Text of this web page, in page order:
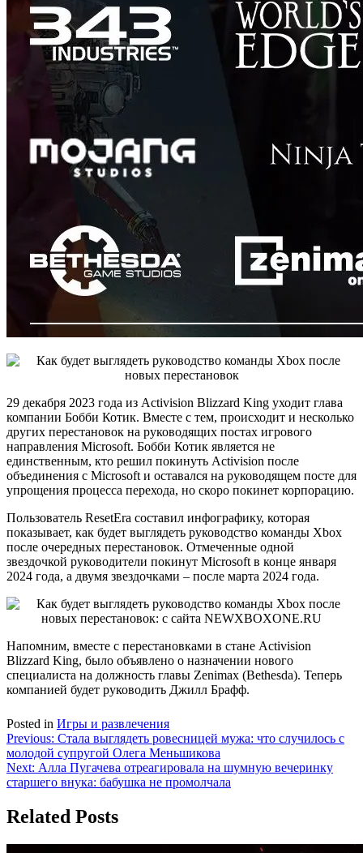
29 декабря 2023 года из Activision Blizzard King уходит глава
компании Бобби Котик. Вместе с тем, происходит и несколько
других перестановок на руководящих постах игрового
направления Microsoft. Бобби Котик является не
единственным, кто решил покинуть Activision после
объединения с Microsoft и оставался на руководящем посте для
упрощения процесса перехода, но скоро покинет корпорацию.
Пользователь ResetEra составил инфографику, которая
показывает, как будет выглядеть руководство команды Xbox
после очередных перестановок. Отмеченные одной
звездочкой руководители покинут Microsoft в конце января
2024 года, а двумя звездочками – после марта 2024 года.
Напомним, вместе с перестановками в стане Activision
Blizzard King, было объявлено о назначении нового
специалиста на должность главы Zenimax (Bethesda). Теперь
компанией будет руководить Джилл Брафф.
Posted in Игры и развлечения
Навигация
по
записям
Previous: Стала выглядеть ровесницей мужа: что случилось с
молодой супругой Олега Меньшикова
Next: Алла Пугачева отреагировала на шумную вечеринку
старшего внука: бабушка не промолчала
Related Posts